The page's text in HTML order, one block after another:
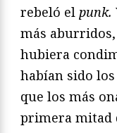
rebeló el punk.
más
hubiera
habían sido
que los más
primera mitad